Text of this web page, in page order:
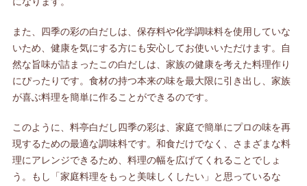
また、四季の彩の白だしは、保存料や化学調味料を使用していな
いため、健康を気にする方にも安心してお使いいただけます。自
然な旨味が詰まったこの白だしは、家族の健康を考えた料理作り
にぴったりです。食材の持つ本来の味を最大限に引き出し、家族
が喜ぶ料理を簡単に作ることができるのです。
このように、料亭白だし四季の彩は、家庭で簡単にプロの味を再
現するための最適な調味料です。和食だけでなく、さまざまな料
理にアレンジできるため、料理の幅を広げてくれることでしょ
う。もし「家庭料理をもっと美味しくしたい」と思っているな